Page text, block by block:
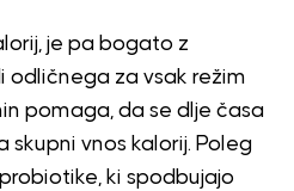
je pa bogato z
odličnega za vsak režim
pomaga, da se dlje časa
skupni vnos kalorij. Poleg
ki spodbujajo